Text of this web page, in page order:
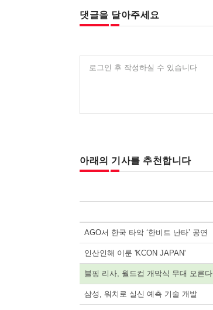
댓글을 달아주세요
로그인 후 작성하실 수 있습니다
아래의 기사를 추천합니다
AGO서 한국 타악 ‘한비트 난타’ 공연
인산인해 이룬 'KCON JAPAN'
블핑 리사, 월드컵 개막식 무대 오른다
삼성, 워치로 실신 예측 기술 개발